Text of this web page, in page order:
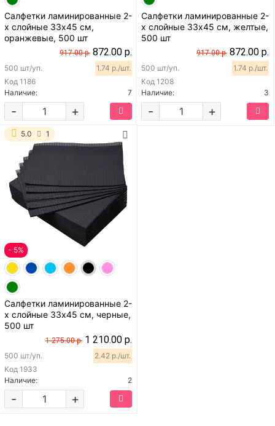
Салфетки ламинированные 2-
х слойные 33х45 см,
оранжевые, 500 шт
917.00 р. 872.00 р.
Код 1186
500 шт/уп. 1.74 р./шт.
Наличие: 7
+
-
Салфетки ламинированные 2-
х слойные 33х45 см, желтые,
500 шт
917.00 р. 872.00 р.
Код 1208
500 шт/уп. 1.74 р./шт.
Наличие: 3
+
-
5.0 1
- 5%
Салфетки ламинированные 2-
х слойные 33х45 см, черные,
500 шт
1 275.00 р. 1 210.00 р.
Код 1933
500 шт/уп. 2.42 р./шт.
Наличие: 2
+
-